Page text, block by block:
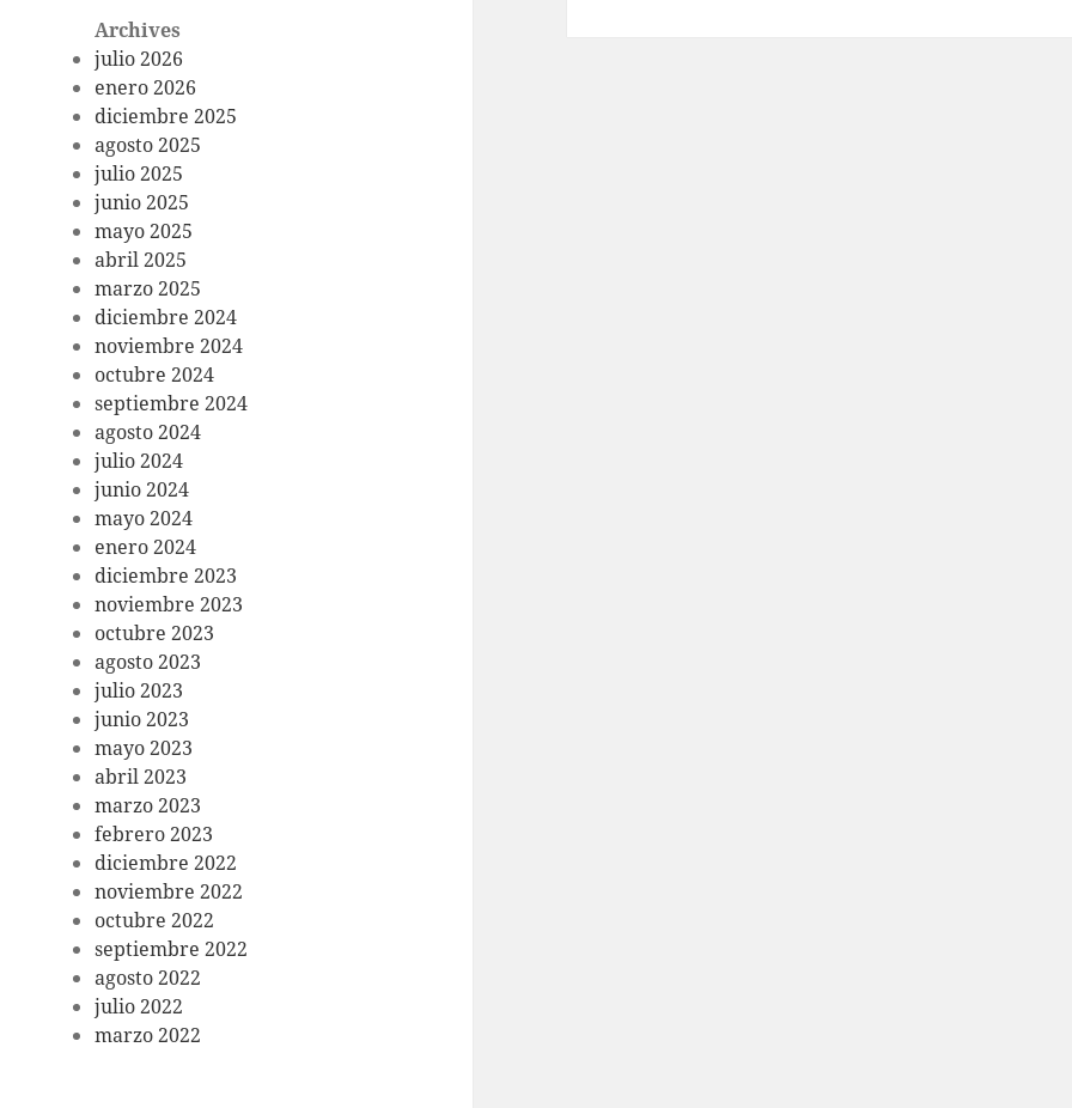
Archives
julio 2026
enero 2026
diciembre 2025
agosto 2025
julio 2025
junio 2025
mayo 2025
abril 2025
marzo 2025
diciembre 2024
noviembre 2024
octubre 2024
septiembre 2024
agosto 2024
julio 2024
junio 2024
mayo 2024
enero 2024
diciembre 2023
noviembre 2023
octubre 2023
agosto 2023
julio 2023
junio 2023
mayo 2023
abril 2023
marzo 2023
febrero 2023
diciembre 2022
noviembre 2022
octubre 2022
septiembre 2022
agosto 2022
julio 2022
marzo 2022